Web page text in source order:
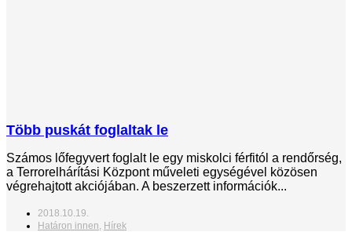
Több puskát foglaltak le
Számos lőfegyvert foglalt le egy miskolci férfitól a rendőrség,
a Terrorelhárítási Központ műveleti egységével közösen
végrehajtott akciójában. A beszerzett információk...
2018.10.19.
Határon innen, Hírek